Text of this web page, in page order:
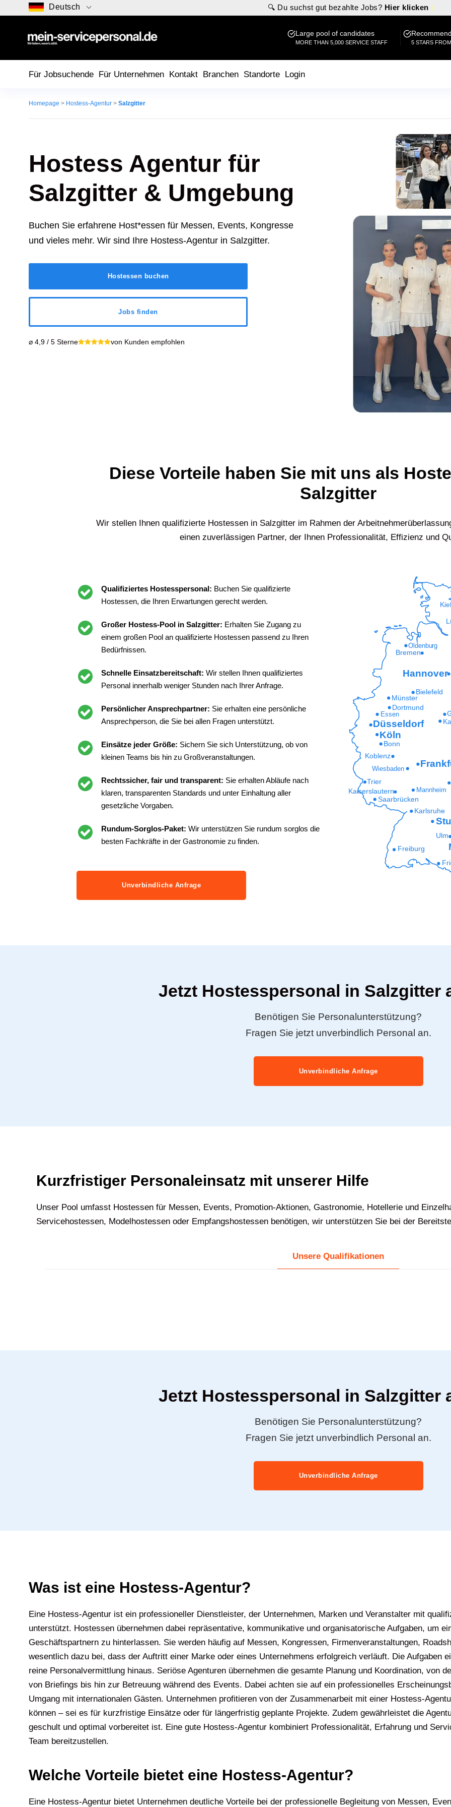
Deutsch 🔍 Du suchst gut bezahlte Jobs? Hier klicken
Large pool of candidates
MORE THAN 5,000 SERVICE STAFF 5 STARS
Für Jobsuchende Für Unternehmen Kontakt Branchen Standorte Login
Homepage > Hostess-Agentur > Salzgitter
Hostess Agentur für
Salzgitter & Umgebung
Buchen Sie erfahrene Host*essen für Messen, Events, Kongresse
und vieles mehr. Wir sind Ihre Hostess-Agentur in Salzgitter.
Hostessen buchen
Jobs finden
⌀ 4,9 / 5 Sterne von Kunden empfohlen
Diese Vorteile haben Sie mit uns als
Salzgitter
Wir stellen Ihnen qualifizierte Hostessen in Salzgitter im Rahmen der
einen zuverlässigen Partner, der Ihnen Professionalität, Effizienz und
Qualifiziertes Hostesspersonal: Buchen Sie qualifizierte
Hostessen, die Ihren Erwartungen gerecht werden.
Großer Hostess-Pool in Salzgitter: Erhalten Sie Zugang zu
einem großen Pool an qualifizierte Hostessen passend zu Ihren
Bedürfnissen.
Schnelle Einsatzbereitschaft: Wir stellen Ihnen qualifiziertes
Personal innerhalb weniger Stunden nach Ihrer Anfrage.
Persönlicher Ansprechpartner: Sie erhalten eine persönliche
Ansprechperson, die Sie bei allen Fragen unterstützt.
Einsätze jeder Größe: Sichern Sie sich Unterstützung, ob von
kleinen Teams bis hin zu Großveranstaltungen.
Rechtssicher, fair und transparent: Sie erhalten Abläufe nach
klaren, transparenten Standards und unter Einhaltung aller
gesetzliche Vorgaben.
Rundum-Sorglos-Paket: Wir unterstützen Sie rundum sorglos die
besten Fachkräfte in der Gastronomie zu finden.
Unverbindliche Anfrage
Freiburg
Ulm
Karlsruhe
Saarbrücken
Kaiserslautern Mannheim
Trier
Wiesbaden
Koblenz
Bonn
Essen
Dortmund
Münster
Bielefeld
Oldenburg
Kiel
Köln
Düsseldorf
Hannover
Bremen
Jetzt Hostesspersonal in Salzgitter
Benötigen Sie Personalunterstützung?
Fragen Sie jetzt unverbindlich Personal an.
Unverbindliche Anfrage
Kurzfristiger Personaleinsatz mit unserer Hilfe
U‍nser Pool umfasst Hostessen für Messen, Events, Promotion-Aktionen, Gastronomie, Hotellerie und
Servicehostessen, Modelhostessen oder Empfangshostessen benötigen, wir unterstützen Sie bei der
Unsere Qualifikationen
Jetzt Hostesspersonal in Salzgitter
Benötigen Sie Personalunterstützung?
Fragen Sie jetzt unverbindlich Personal an.
Unverbindliche Anfrage
Was ist eine Hostess-Agentur?
Eine Hostess-Agentur ist ein professioneller Dienstleister, der Unternehmen, Marken und Veranstalter mit
unterstützt. Hostessen übernehmen dabei repräsentative, kommunikative und organisatorische Aufgaben, um
Geschäftspartnern zu hinterlassen. Sie werden häufig auf Messen, Kongressen, Firmenveranstaltungen,
wesentlich dazu bei, dass der Auftritt einer Marke oder eines Unternehmens erfolgreich verläuft. Die Aufgaben
reine Personalvermittlung hinaus. Seriöse Agenturen übernehmen die gesamte Planung und Koordination, von
von Briefings bis hin zur Betreuung während des Events. Dabei achten sie auf ein professionelles
Umgang mit internationalen Gästen. Unternehmen profitieren von der Zusammenarbeit mit einer Hostess-
können – sei es für kurzfristige Einsätze oder für längerfristig geplante Projekte. Zudem gewährleistet die
geschult und optimal vorbereitet ist. Eine gute Hostess-Agentur kombiniert Professionalität, Erfahrung und
Team bereitzustellen.
Welche Vorteile bietet eine Hostess-Agentur?
Eine Hostess-Agentur bietet Unternehmen deutliche Vorteile bei der professionelle Begleitung von Messen,